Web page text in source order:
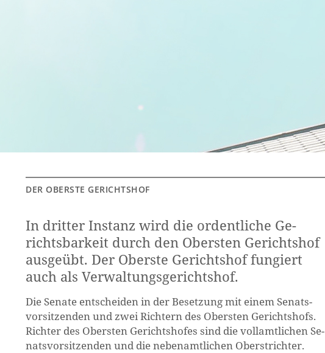
DER OBERS­TE GE­RICHTS­HOF
In drit­ter In­stanz wird die or­dent­li­che Ge­
richts­bar­keit durch den Obers­ten Ge­richts­hof
aus­ge­übt. Der Obers­te Ge­richts­hof fun­giert
auch als Ver­wal­tungs­ge­richts­hof.
Die Se­na­te ent­schei­den in der Be­set­zung mit einem Se­nats­
vor­sit­zen­den und zwei Rich­tern des Obers­ten Ge­richts­hofs.
Rich­ter des Obers­ten Ge­richts­ho­fes sind die voll­amt­li­chen Se­
nats­vor­sit­zen­den und die ne­ben­amt­li­chen Ober­strich­ter.